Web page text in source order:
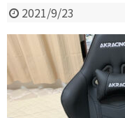
2021/9/23